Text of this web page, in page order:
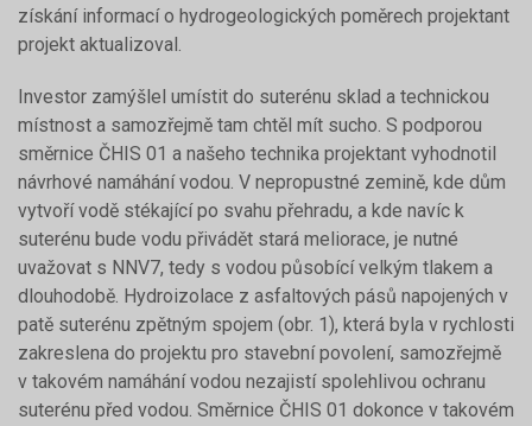
získání informací o hydrogeologických poměrech projektant
projekt aktualizoval.
Investor zamýšlel umístit do suterénu sklad a technickou
místnost a samozřejmě tam chtěl mít sucho. S podporou
směrnice ČHIS 01 a našeho technika projektant vyhodnotil
návrhové namáhání vodou. V nepropustné zemině, kde dům
vytvoří vodě stékající po svahu přehradu, a kde navíc k
suterénu bude vodu přivádět stará meliorace, je nutné
uvažovat s NNV7, tedy s vodou působící velkým tlakem a
dlouhodobě. Hydroizolace z asfaltových pásů napojených v
patě suterénu zpětným spojem (obr. 1), která byla v rychlosti
zakreslena do projektu pro stavební povolení, samozřejmě
v takovém namáhání vodou nezajistí spolehlivou ochranu
suterénu před vodou. Směrnice ČHIS 01 dokonce v takovém